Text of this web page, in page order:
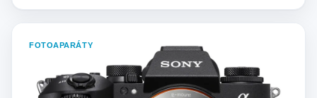
FOTOAPARÁTY